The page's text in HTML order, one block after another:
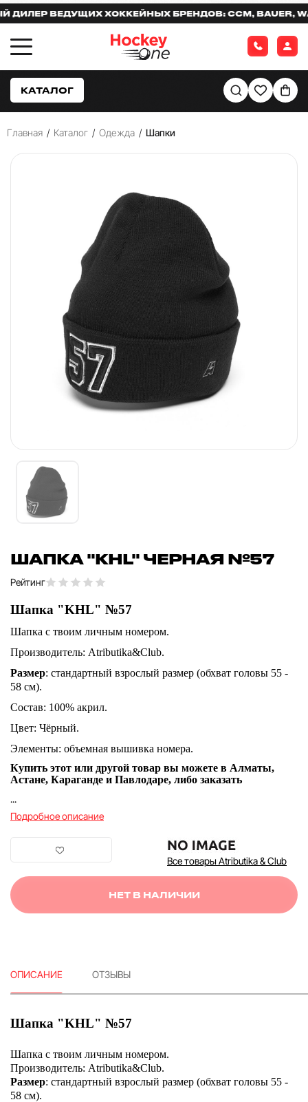
ВЕДУЩИХ ХОККЕЙНЫХ БРЕНДОВ: CCM, BAUER,
КАТАЛОГ
Главная / Каталог / Одежда / Шапки
ШАПКА "KHL" ЧЕРНАЯ №57
Рейтинг
Шапка "KHL" №57
Шапка с твоим личным номером.
Производитель: Atributika&Club.
Размер: стандартный взрослый размер (обхват головы 55 -
58 см).
Состав: 100% акрил.
Цвет: Чёрный.
Элементы: объемная вышивка номера.
Купить этот или другой товар вы можете в Алматы,
Астане, Караганде и Павлодаре, либо заказать
...
Подробное описание
Все товары Atributika & Club
НЕТ В НАЛИЧИИ
ОПИСАНИЕ ОТЗЫВЫ
Шапка "KHL" №57
Шапка с твоим личным номером.
Производитель: Atributika&Club.
Размер: стандартный взрослый размер (обхват головы 55 -
58 см).